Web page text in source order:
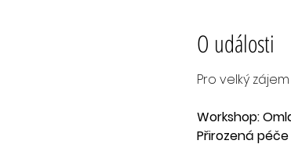
O události
Pro velký
Workshop:
Přirozená